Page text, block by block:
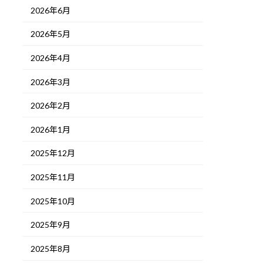
2026年6月
2026年5月
2026年4月
2026年3月
2026年2月
2026年1月
2025年12月
2025年11月
2025年10月
2025年9月
2025年8月